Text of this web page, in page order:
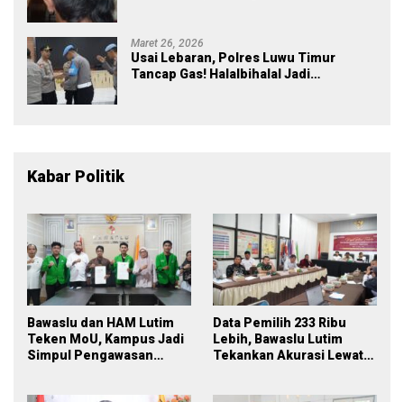
Maret 26, 2026
Usai Lebaran, Polres Luwu Timur
Tancap Gas! Halalbihalal Jadi
Kabar Politik
Bawaslu dan HAM Lutim
Teken MoU, Kampus Jadi
Simpul Pengawasan
Data Pemilih 233 Ribu
Lebih, Bawaslu Lutim
Tekankan Akurasi Lewat